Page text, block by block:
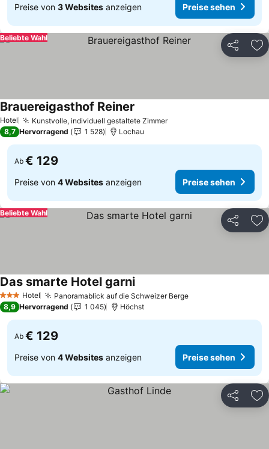
Preise von 3 Websites anzeigen Preise sehen
Teilen
Beliebte Wahl
Hotel Kunstvolle, individuell gestaltete ZimmerPreise sehen
Brauereigasthof Reiner
8,7 Hervorragend 1 528 Lochau
Ab € 129
Preise von 4 Websites anzeigen Preise sehen
Teilen
Beliebte Wahl
3 SterneHotel Panoramablick auf die Schweizer BergePreise sehen
Das smarte Hotel garniPreise sehen
8,9 Hervorragend 1 045 Höchst
Ab € 129
Preise von 4 Websites anzeigen Preise sehen
Teilen